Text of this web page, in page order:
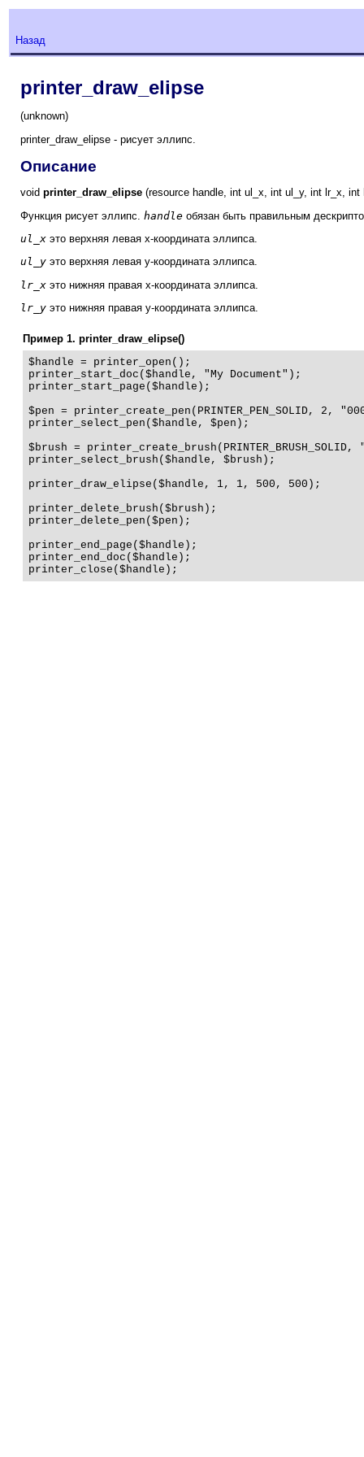
Назад
printer_draw_elipse
(unknown)
printer_draw_elipse - рисует эллипс.
Описание
void printer_draw_elipse (resource handle, int ul_x, int ul_y, int lr_x, int
Функция рисует эллипс. handle обязан быть правильным
ul_x это верхняя левая x-координата эллипса.
ul_y это верхняя левая y-координата эллипса.
lr_x это нижняя правая x-координата эллипса.
lr_y это нижняя правая y-координата эллипса.
Пример 1. printer_draw_elipse()
$handle = printer_open();
printer_start_doc($handle, "My Document");
printer_start_page($handle);
$pen = printer_create_pen(PRINTER_PEN_SOLID, 2,
printer_select_pen($handle, $pen);
$brush = printer_create_brush(PRINTER_BRUSH_SOLID,
printer_select_brush($handle, $brush);
printer_draw_elipse($handle, 1, 1, 500, 500);
printer_delete_brush($brush);
printer_delete_pen($pen);
printer_end_page($handle);
printer_end_doc($handle);
printer_close($handle);